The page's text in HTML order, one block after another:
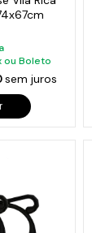
ou Boleto
sem juros